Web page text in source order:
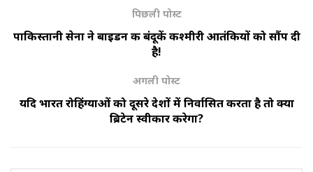
पिछली पोस्ट
पाकिस्तानी सेना ने बाइडन की बंदूकें कश्मीरी आतंकियों को सौंप दी
है!
अगली पोस्ट
यदि भारत रोहिंग्याओं को दूसरे देशों में निर्वासित करता है तो क्या
ब्रिटेन स्वीकार करेगा?